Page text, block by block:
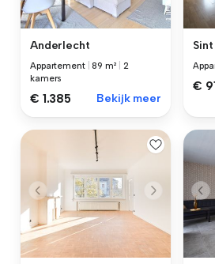
Anderlecht
Appartement |89 m²
2
kamers
€ 1.385 Bekijk meer
€